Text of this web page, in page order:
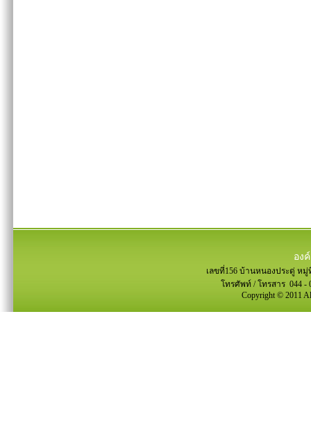
อง
เลขที่156 บ้านหนองประดู่ ห
โทรศัพท์ / โทรสาร 044 -
Copyright © 2011